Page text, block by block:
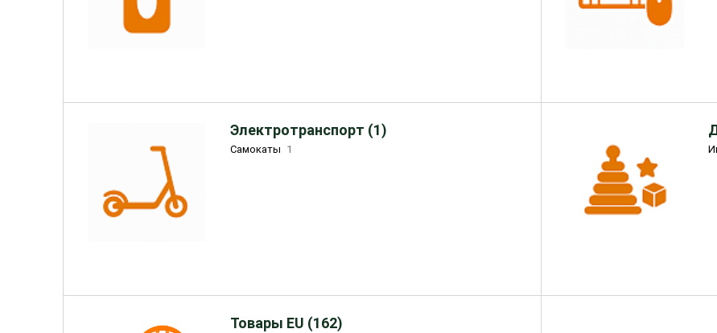
Электротранспорт (1)
Самокаты 1
Товары EU (162)